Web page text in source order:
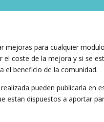
mejoras para cualquier
coste de la mejora y si se
el beneficio de la comunidad.
pueden publicarla en
estan dispuestos a aportar